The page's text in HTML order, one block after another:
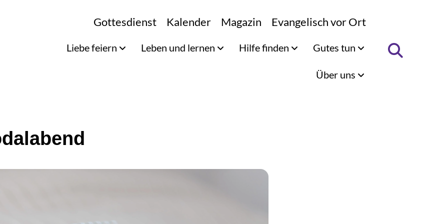
Gottesdienst Kalender Magazin Evangelisch vor Ort
Liebe feiern Leben und lernen Hilfe finden Gutes tun
Über uns